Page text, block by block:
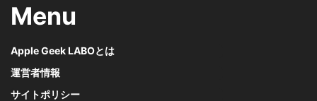
Menu
Apple Geek LABOとは
運営者情報
サイトポリシー